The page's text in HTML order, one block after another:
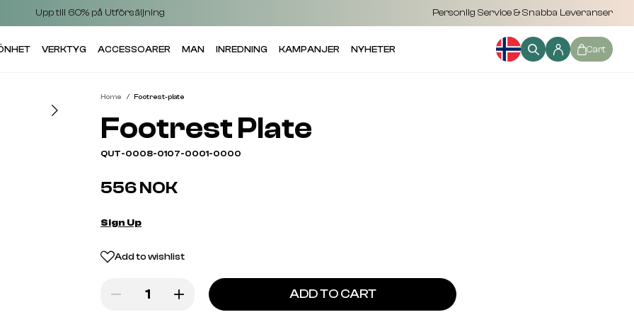
Upp till 60% på Utförsäljning Personlig Service & Snabba Leveranser
VERKTYG ACCESSOARER MAN INREDNING KAMPANJER NYHETER Cart
Home Footrest-plate
Footrest Plate
QUT-0008-0107-0001-0000
556 NOK
Sign Up
Add to wishlist
ADD TO CART